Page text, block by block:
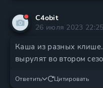
C4obit
26 июля 2023 22:25
Каша из разных
вырулят во втором
Ответить Цитировать